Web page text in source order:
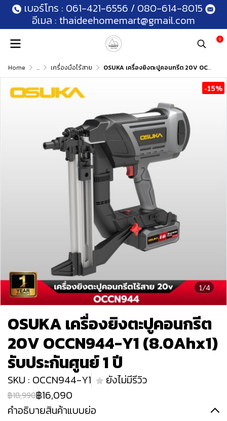
เบอร์โทร : 061-421-6556 / 080-614-8015
อีเมล : thaideehomemart@gmail.com
0
Home ... เครื่องมือไร้สาย OSUKA เครื่องยิงตะปูคอนกรีต 20V OCCN944-Y1 (8.0Ahx1) รับประกันศูนย์ 1 ปี
1/4
-15%
OSUKA เครื่องยิงตะปูคอนกรีต
20V OCCN944-Y1 (8.0Ahx1)
รับประกันศูนย์ 1 ปี
SKU : OCCN944-Y1 ยังไม่มีรีวิว
฿18,990฿16,090
คำอธิบายสินค้าแบบย่อ